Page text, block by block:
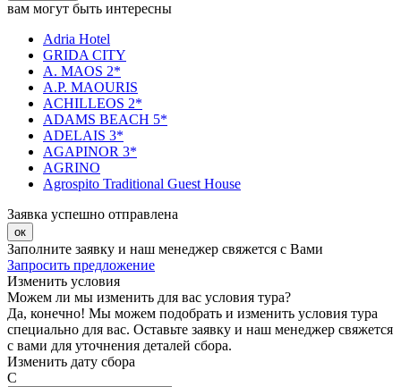
вам могут быть интересны
Adria Hotel
GRIDA CITY
A. MAOS 2*
A.P. MAOURIS
ACHILLEOS 2*
ADAMS BEACH 5*
ADELAIS 3*
AGAPINOR 3*
AGRINO
Agrospito Traditional Guest House
Заявка успешно отправлена
ок
Заполните заявку и наш менеджер свяжется с Вами
Запросить предложение
Изменить условия
Можем ли мы изменить для вас условия тура?
Да, конечно! Мы можем подобрать и изменить условия тура
специально для вас. Оставьте заявку и наш менеджер свяжется
с вами для уточнения деталей сбора.
Изменить дату сбора
С